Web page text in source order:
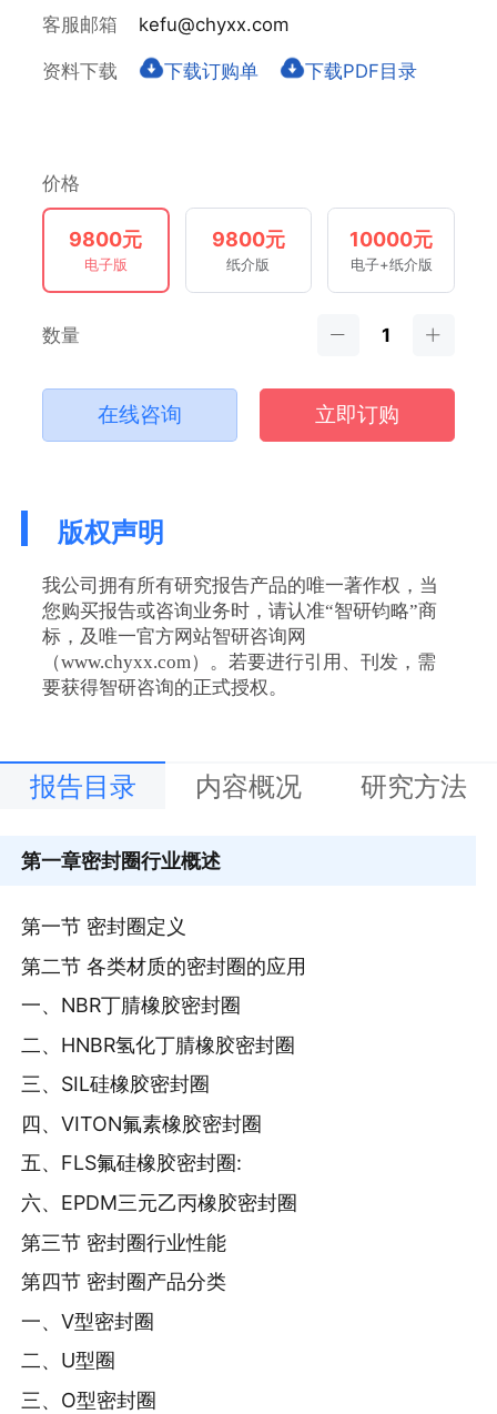
客服邮箱 kefu@chyxx.com
资料下载 下载订购单 下载PDF目录
价格
9800元
电子版
9800元
纸介版
10000元
电子+纸介版
数量
在线咨询 立即订购
版权声明
我公司拥有所有研究报告产品的唯一著作权，当
您购买报告或咨询业务时，请认准“智研钧略”商
标，及唯一官方网站智研咨询网
（www.chyxx.com）。若要进行引用、刊发，需
要获得智研咨询的正式授权。
报告目录 内容概况 研究方法
第一章密封圈行业概述
第一节 密封圈定义
第二节 各类材质的密封圈的应用
一、NBR丁腈橡胶密封圈
二、HNBR氢化丁腈橡胶密封圈
三、SIL硅橡胶密封圈
四、VITON氟素橡胶密封圈
五、FLS氟硅橡胶密封圈:
六、EPDM三元乙丙橡胶密封圈
第三节 密封圈行业性能
第四节 密封圈产品分类
一、V型密封圈
二、U型圈
三、O型密封圈